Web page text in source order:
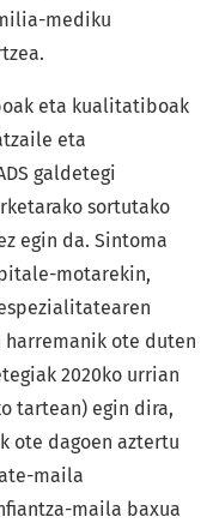
mediku
eta kualitatiboak
eta
galdetegi
sortutako
egin da. Sintoma
motarekin,
ote duten
2020ko urrian
tartean) egin dira,
ote dagoen aztertu
maila
maila baxua